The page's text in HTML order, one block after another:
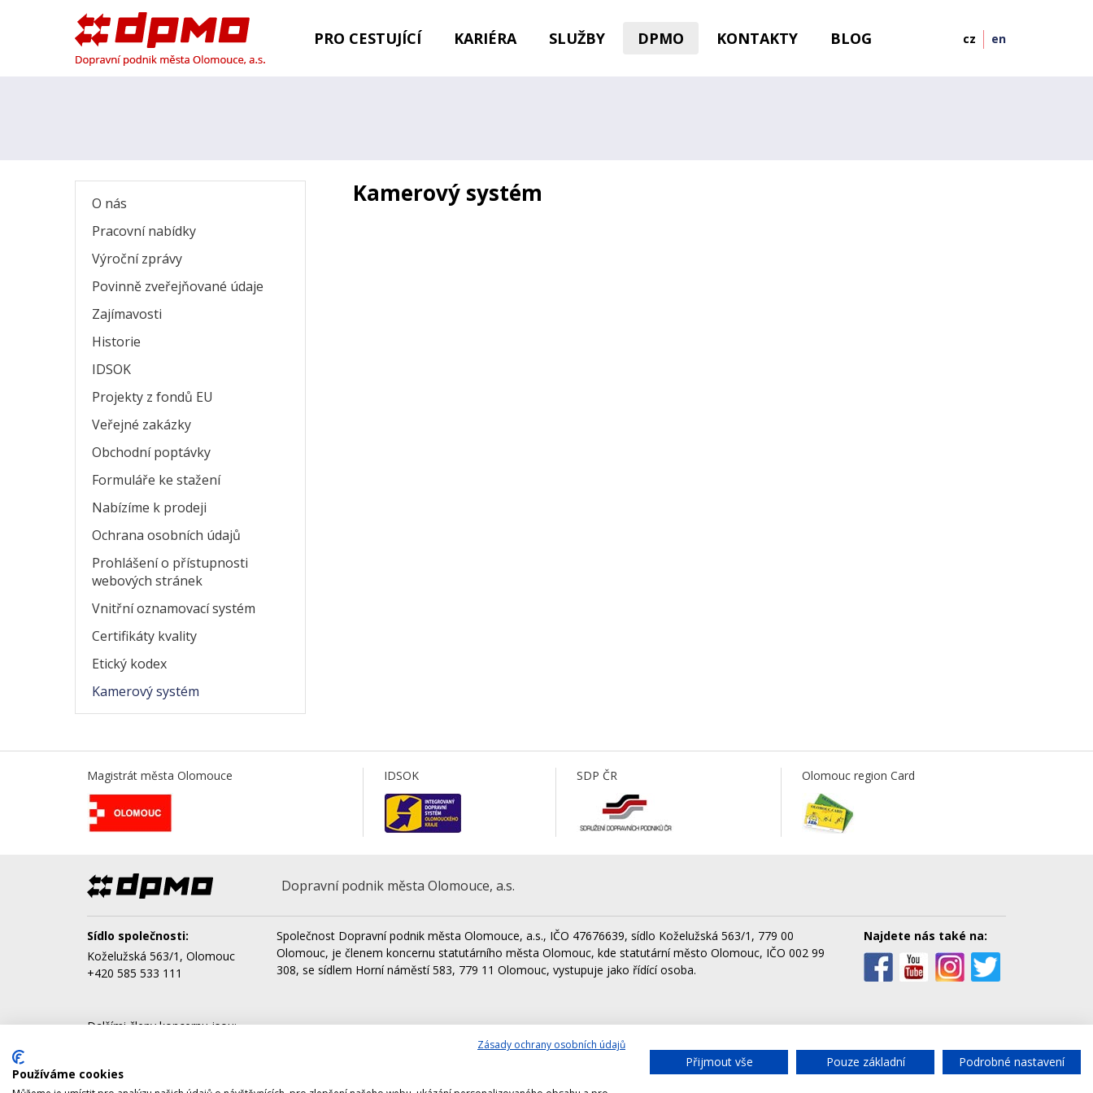
cz en
PRO CESTUJÍCÍ KARIÉRA SLUŽBY DPMO KONTAKTY BLOG
O nás
Pracovní nabídky
Výroční zprávy
Povinně zveřejňované údaje
Zajímavosti
Historie
IDSOK
Projekty z fondů EU
Veřejné zakázky
Obchodní poptávky
Formuláře ke stažení
Nabízíme k prodeji
Ochrana osobních údajů
Prohlášení o přístupnosti
webových stránek
Vnitřní oznamovací systém
Certifikáty kvality
Etický kodex
Kamerový systém
Kamerový systém
Magistrát města Olomouce IDSOK SDP ČR Olomouc region Card
Dopravní podnik města Olomouce, a.s.
Sídlo společnosti:
Koželužská 563/1, Olomouc
+420 585 533 111
Společnost Dopravní podnik města Olomouce, a.s., IČO 47676639, sídlo Koželužská 563/1, 779 00
Olomouc, je členem koncernu statutárního města Olomouc, kde statutární město Olomouc, IČO 002 99
308, se sídlem Horní náměstí 583, 779 11 Olomouc, vystupuje jako řídící osoba.
Najdete nás také na:
Dalšími členy koncernu jsou:
Lesy města Olomouce, a.s.
Technické služby města Olomouce, a.s.
Správa nemovitostí Olomouc, a.s.
Chat- rychlý dotaz
Zásady ochrany osobních údajů
Používáme cookies
Přijmout vše Pouze základní Podrobné nastavení